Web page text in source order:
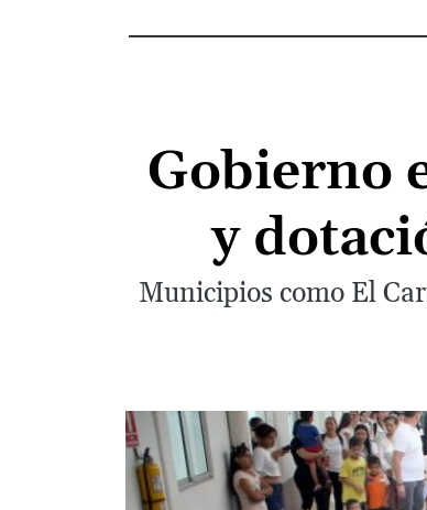
Gobierno
y
Municipios como El